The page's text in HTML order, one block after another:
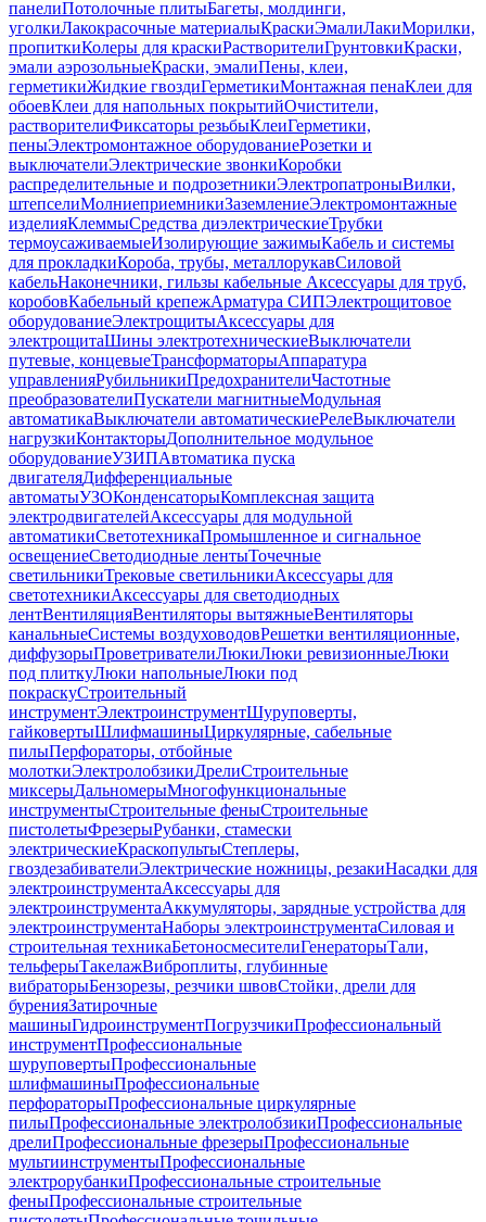
панелиПотолочные плитыБагеты, молдинги,
уголкиЛакокрасочные материалыКраскиЭмалиЛакиМорилки,
пропиткиКолеры для краскиРастворителиГрунтовкиКраски,
эмали аэрозольныеКраски, эмалиПены, клеи,
герметикиЖидкие гвоздиГерметикиМонтажная пенаКлеи для
обоевКлеи для напольных покрытийОчистители,
растворителиФиксаторы резьбыКлеиГерметики,
пеныЭлектромонтажное оборудованиеРозетки и
выключателиЭлектрические звонкиКоробки
распределительные и подрозетникиЭлектропатроныВилки,
штепселиМолниеприемникиЗаземлениеЭлектромонтажные
изделияКлеммыСредства диэлектрическиеТрубки
термоусаживаемыеИзолирующие зажимыКабель и системы
для прокладкиКороба, трубы, металлорукавСиловой
кабельНаконечники, гильзы кабельные Аксессуары для труб,
коробовКабельный крепежАрматура СИПЭлектрощитовое
оборудованиеЭлектрощитыАксессуары для
электрощитаШины электротехническиеВыключатели
путевые, концевыеТрансформаторыАппаратура
управленияРубильникиПредохранителиЧастотные
преобразователиПускатели магнитныеМодульная
автоматикаВыключатели автоматическиеРелеВыключатели
нагрузкиКонтакторыДополнительное модульное
оборудованиеУЗИПАвтоматика пуска
двигателяДифференциальные
автоматыУЗОКонденсаторыКомплексная защита
электродвигателейАксессуары для модульной
автоматикиСветотехникаПромышленное и сигнальное
освещениеСветодиодные лентыТочечные
светильникиТрековые светильникиАксессуары для
светотехникиАксессуары для светодиодных
лентВентиляцияВентиляторы вытяжныеВентиляторы
канальныеСистемы воздуховодовРешетки вентиляционные,
диффузорыПроветривателиЛюкиЛюки ревизионныеЛюки
под плиткуЛюки напольныеЛюки под
покраскуСтроительный
инструментЭлектроинструментШуруповерты,
гайковертыШлифмашиныЦиркулярные, сабельные
пилыПерфораторы, отбойные
молоткиЭлектролобзикиДрелиСтроительные
миксерыДальномерыМногофункциональные
инструментыСтроительные феныСтроительные
пистолетыФрезерыРубанки, стамески
электрическиеКраскопультыСтеплеры,
гвоздезабивателиЭлектрические ножницы, резакиНасадки для
электроинструментаАксессуары для
электроинструментаАккумуляторы, зарядные устройства для
электроинструментаНаборы электроинструментаСиловая и
строительная техникаБетоносмесителиГенераторыТали,
тельферыТакелажВиброплиты, глубинные
вибраторыБензорезы, резчики швовСтойки, дрели для
буренияЗатирочные
машиныГидроинструментПогрузчикиПрофессиональный
инструментПрофессиональные
шуруповертыПрофессиональные
шлифмашиныПрофессиональные
перфораторыПрофессиональные циркулярные
пилыПрофессиональные электролобзикиПрофессиональные
дрелиПрофессиональные фрезерыПрофессиональные
мультиинструментыПрофессиональные
электрорубанкиПрофессиональные строительные
феныПрофессиональные строительные